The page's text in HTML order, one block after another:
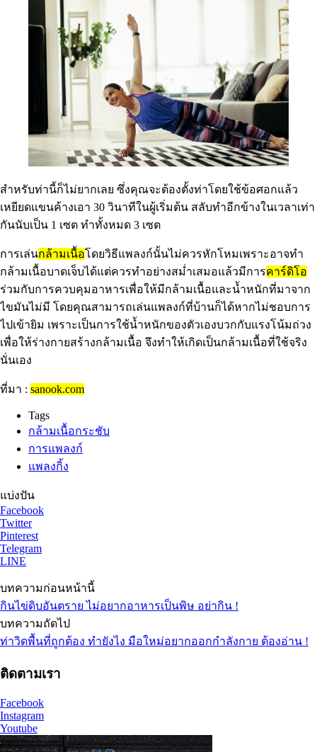
สำหรับท่านี้ก็ไม่ยากเลย ซึ่งคุณจะต้องตั้งท่าโดยใช้ข้อศอกแล้ว
เหยียดแขนค้างเอา 30 วินาทีในผู้เริ่มต้น สลับทำอีกข้างในเวลาเท่า
กันนับเป็น 1 เซต ทำทั้งหมด 3 เซต
การเล่นกล้ามเนื้อโดยวิธีแพลงก์นั้นไม่ควรหักโหมเพราะอาจทำ
กล้ามเนื้อบาดเจ็บได้แต่ควรทำอย่างสม่ำเสมอแล้วมีการคาร์ดิโอ
ร่วมกับการควบคุมอาหารเพื่อให้มีกล้ามเนื้อและน้ำหนักที่มาจาก
ไขมันไม่มี โดยคุณสามารถเล่นแพลงก์ที่บ้านก็ได้หากไม่ชอบการ
ไปเข้ายิม เพราะเป็นการใช้น้ำหนักของตัวเองบวกกับแรงโน้มถ่วง
เพื่อให้ร่างกายสร้างกล้ามเนื้อ จึงทำให้เกิดเป็นกล้ามเนื้อที่ใช้จริง
นั่นเอง
ที่มา : sanook.com
Tags
กล้ามเนื้อกระชับ
การแพลงก์
แพลงกิ้ง
แบ่งปัน
Facebook
Twitter
Pinterest
Telegram
LINE
บทความก่อนหน้านี้
กินไข่ดิบอันตราย ไม่อยากอาหารเป็นพิษ อย่ากิน !
บทความถัดไป
ท่าวิดพื้นที่ถูกต้อง ทำยังไง มือใหม่อยากออกกำลังกาย ต้องอ่าน !
ติดตามเรา
Facebook
Instagram
Youtube